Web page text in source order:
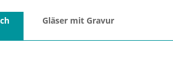
Gläser mit Gravur